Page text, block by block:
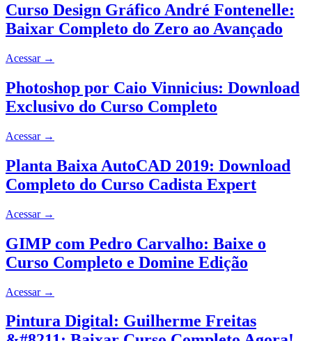
Curso Design Gráfico André Fontenelle:
Baixar Completo do Zero ao Avançado
Acessar →
Photoshop por Caio Vinnicius: Download
Exclusivo do Curso Completo
Acessar →
Planta Baixa AutoCAD 2019: Download
Completo do Curso Cadista Expert
Acessar →
GIMP com Pedro Carvalho: Baixe o
Curso Completo e Domine Edição
Acessar →
Pintura Digital: Guilherme Freitas